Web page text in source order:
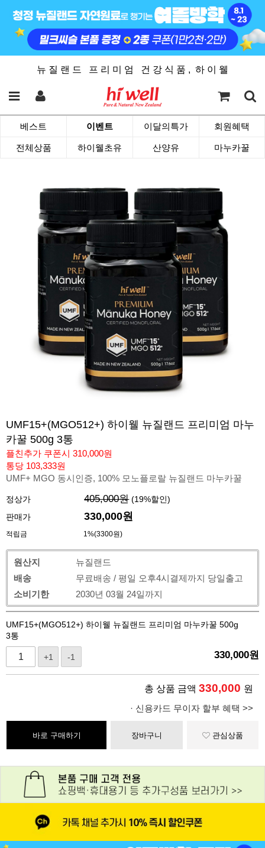
뉴 질 랜 드 프 리 미 엄 건 강 식 품 , 하 이 웰
베스트 이벤트 이달의특가 회원혜택
전체상품 하이웰초유 산양유 마누카꿀
UMF15+(MGO512+) 하이웰 뉴질랜드 프리미엄 마누
카꿀 500g 3통
플친추가 쿠폰시 310,000원
통당 103,333원
UMF+ MGO 동시인증, 100% 모노플로랄 뉴질랜드 마누카꿀
정상가 405,000원 (19%할인)
판매가
330,000원
적립금 1%(3300원)
원산지
뉴질랜드
배송
무료배송 / 평일 오후4시결제까지 당일출고
소비기한
2030년 03월 24일까지
UMF15+(MGO512+) 하이웰 뉴질랜드 프리미엄 마누카꿀 500g
3통
+1 -1 330,000원
총 상품 금액 330,000 원
· 신용카드 무이자 할부 혜택 >>
바로 구매하기 장바구니 관심상품